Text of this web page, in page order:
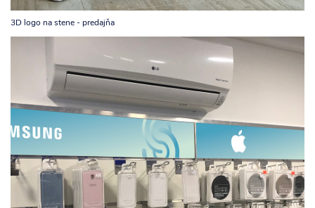
3D logo na stene - predajňa